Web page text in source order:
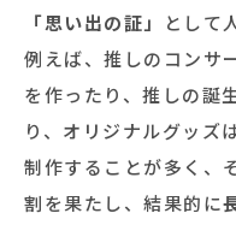
「思い出の証」
として
例えば、推しのコンサ
を作ったり、推しの誕
り、オリジナルグッズ
制作することが多く、
割を果たし、結果的に